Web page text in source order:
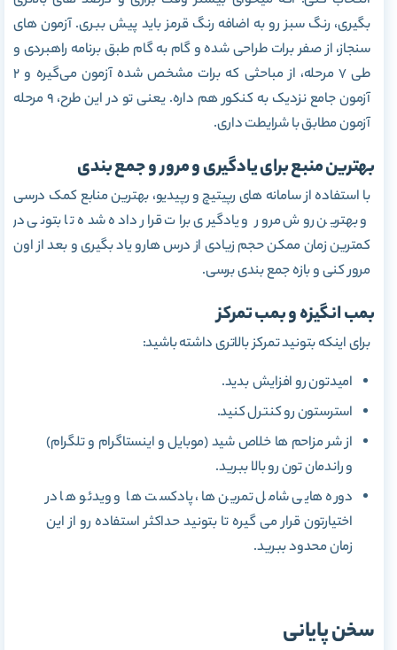
بگیری، رنگ سبز رو به اضافه رنگ قرمز باید پیش ببری. آزمون های
سنجاز، از صفر برات طراحی شده و گام به گام طبق برنامه راهبردی و
طی 7 مرحله، از مباحثی که برات مشخص شده آزمون می‌گیره و 2
آزمون جامع نزدیک به کنکور هم داره. یعنی تو در این طرح، 9 مرحله
آزمون مطابق با شرایطت داری.
بهترین منبع برای یادگیری و مرور و جمع بندی
با استفاده از سامانه های رپیتیچ و رپیدیو، بهترین منابع کمک درسی
و بهترین روش مرور و یادگیری برات قرار داده شده تا بتونی در
کمترین زمان ممکن حجم زیادی از درس هارو یاد بگیری و بعد از اون
مرور کنی و بازه جمع بندی برسی.
بمب انگیزه و بمب تمرکز
برای اینکه بتونید تمرکز بالاتری داشته باشید:
امیدتون رو افزایش بدید.
استرستون رو کنترل کنید.
از شر مزاحم ها خلاص شید (موبایل و اینستاگرام و تلگرام)
و راندمان تون رو بالا ببرید.
دوره هایی شامل تمرین ها، پادکست ها و ویدئو ها در
اختیارتون قرار می گیره تا بتونید حداکثر استفاده رو از این
زمان محدود ببرید.
سخن پایانی